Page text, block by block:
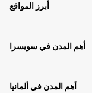
أبرز المواقع
أهم المدن في سويسرا
أهم المدن في ألمانيا